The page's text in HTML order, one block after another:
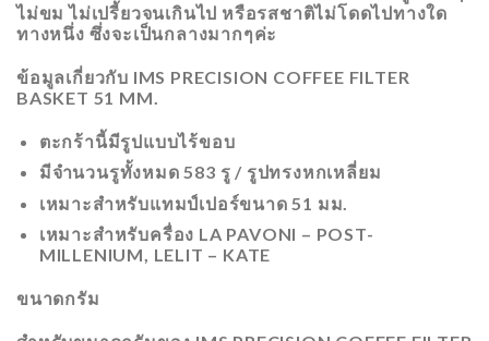
ไม่ขม ไม่เปรี้ยวจนเกินไป หรือรสชาติไม่โดดไปทางใด
ทางหนึ่ง ซึ่งจะเป็นกลางมากๆค่ะ
ข้อมูลเกี่ยวกับ IMS PRECISION COFFEE FILTER
BASKET 51 MM.
ตะกร้านี้มีรูปแบบไร้ขอบ
มีจำนวนรูทั้งหมด 583 รู / รูปทรงหกเหลี่ยม
เหมาะสำหรับแทมป์เปอร์ขนาด 51 มม.
เหมาะสำหรับครื่อง LA PAVONI – POST-
MILLENIUM, LELIT – KATE
ขนาดกรัม